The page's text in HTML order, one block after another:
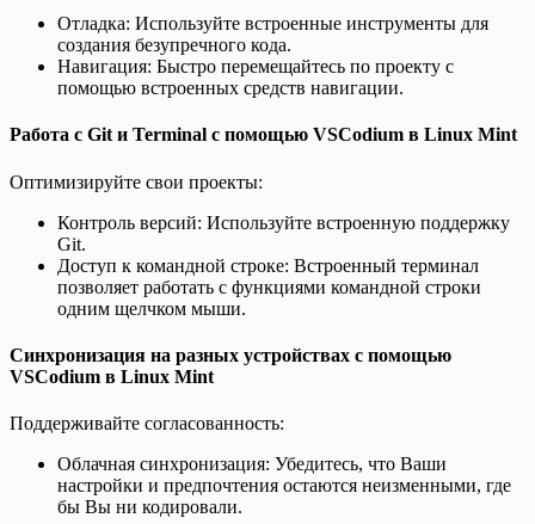
Отладка: Используйте встроенные инструменты для
создания безупречного кода.
Навигация: Быстро перемещайтесь по проекту с
помощью встроенных средств навигации.
Работа с Git и Terminal с помощью VSCodium в Linux Mint
Оптимизируйте свои проекты:
Контроль версий: Используйте встроенную поддержку
Git.
Доступ к командной строке: Встроенный терминал
позволяет работать с функциями командной строки
одним щелчком мыши.
Синхронизация на разных устройствах с помощью
VSCodium в Linux Mint
Поддерживайте согласованность:
Облачная синхронизация: Убедитесь, что Ваши
настройки и предпочтения остаются неизменными, где
бы Вы ни кодировали.